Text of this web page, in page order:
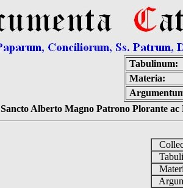
Tabulinum:
Materia:
Sancto Alberto Magno Patrono Plorante